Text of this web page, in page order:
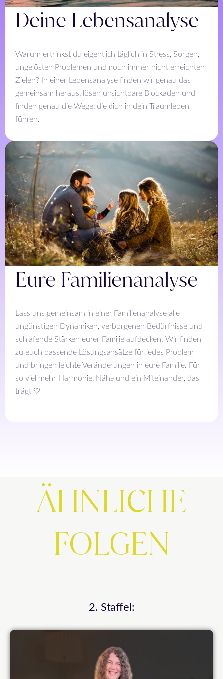
Deine Lebensanalyse
Warum ertrinkst du eigentlich täglich in Stress, Sorgen,
ungelösten Problemen und noch immer nicht erreichten
Zielen? In einer Lebensanalyse finden wir genau das
gemeinsam heraus, lösen unsichtbare Blockaden und
finden genau die Wege, die dich in dein Traumleben
führen.
Eure Familienanalyse
Lass uns gemeinsam in einer Familienanalyse alle
ungünstigen Dynamiken, verborgenen Bedürfnisse und
schlafende Stärken eurer Familie aufdecken. Wir finden
zu euch passende Lösungsansätze für jedes Problem
und bringen leichte Veränderungen in eure Familie. Für
so viel mehr Harmonie, Nähe und ein Miteinander, das
trägt ♡
ÄHNLICHE
FOLGEN
2. Staffel: